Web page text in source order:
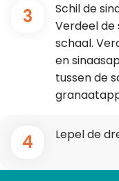
3
Schil de
Verdeel
schaal.
en
tussen de
4 Lepel de